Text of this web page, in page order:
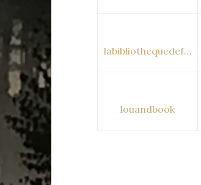
labibliothequedef…
louandbook